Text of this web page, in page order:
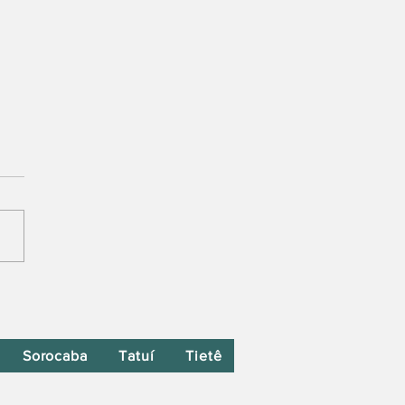
Sorocaba Tatuí Tietê